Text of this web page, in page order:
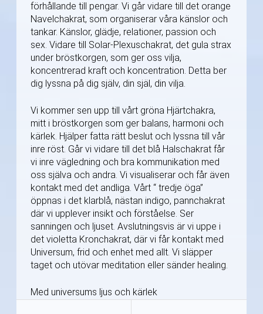
förhållande till pengar. Vi går vidare till det orange
Navelchakrat, som organiserar våra känslor och
tankar. Känslor, glädje, relationer, passion och
sex. Vidare till Solar-Plexuschakrat, det gula strax
under bröstkorgen, som ger oss vilja,
koncentrerad kraft och koncentration. Detta ber
dig lyssna på dig själv, din själ, din vilja.
Vi kommer sen upp till vårt gröna Hjärtchakra,
mitt i bröstkorgen som ger balans, harmoni och
kärlek. Hjälper fatta rätt beslut och lyssna till vår
inre röst. Går vi vidare till det blå Halschakrat får
vi inre vägledning och bra kommunikation med
oss själva och andra. Vi visualiserar och får även
kontakt med det andliga. Vårt “ tredje öga”
öppnas i det klarblå, nästan indigo, pannchakrat
där vi upplever insikt och förståelse. Ser
sanningen och ljuset. Avslutningsvis är vi uppe i
det violetta Kronchakrat, där vi får kontakt med
Universum, frid och enhet med allt. Vi släpper
taget och utövar meditation eller sänder healing.
Med universums ljus och kärlek